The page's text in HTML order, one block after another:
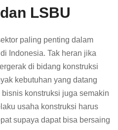
LSBU
paling penting dalam
Indonesia. Tak heran jika
di bidang konstruksi
kebutuhan yang datang
konstruksi juga semakin
usaha konstruksi harus
supaya dapat bisa bersaing